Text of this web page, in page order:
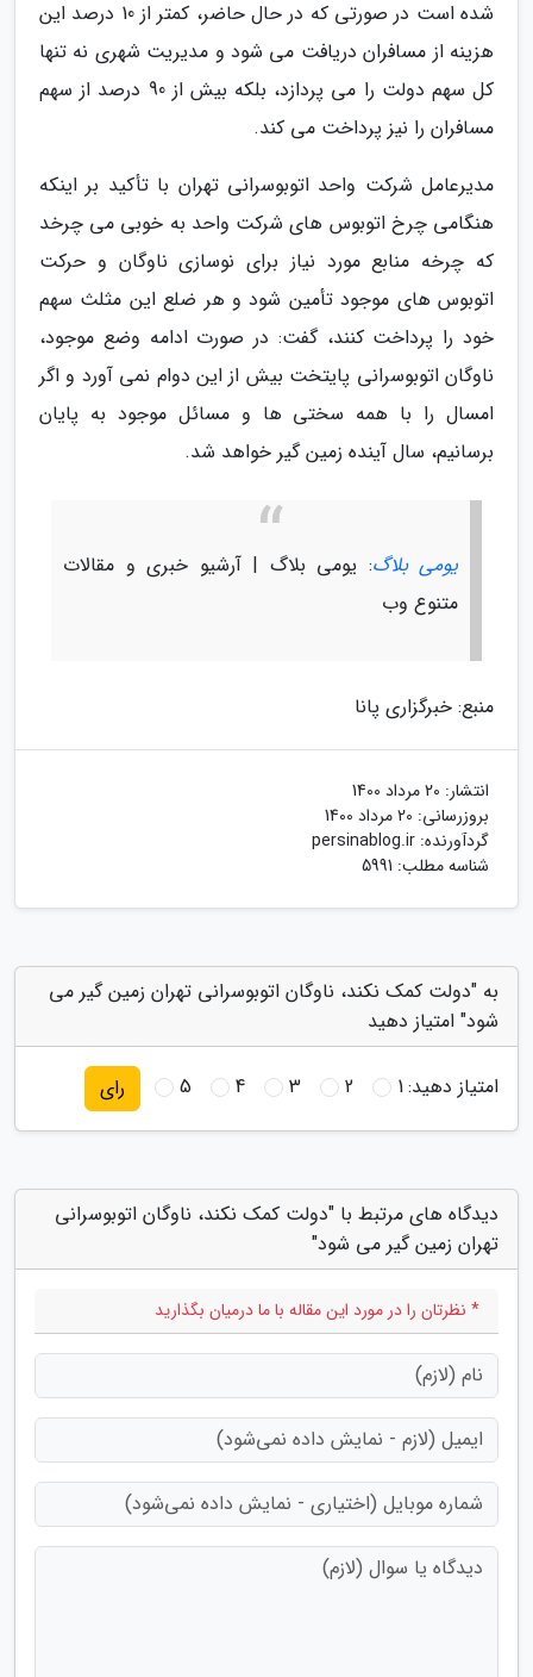
شده است در صورتی که در حال حاضر، کمتر از 10 درصد این
هزینه از مسافران دریافت می شود و مدیریت شهری نه تنها
کل سهم دولت را می پردازد، بلکه بیش از 90 درصد از سهم
مسافران را نیز پرداخت می کند.
مدیرعامل شرکت واحد اتوبوسرانی تهران با تأکید بر اینکه
هنگامی چرخ اتوبوس های شرکت واحد به خوبی می چرخد
که چرخه منابع مورد نیاز برای نوسازی ناوگان و حرکت
اتوبوس های موجود تأمین شود و هر ضلع این مثلث سهم
خود را پرداخت کنند، گفت: در صورت ادامه وضع موجود،
ناوگان اتوبوسرانی پایتخت بیش از این دوام نمی آورد و اگر
امسال را با همه سختی ها و مسائل موجود به پایان
برسانیم، سال آینده زمین گیر خواهد شد.
یومی بلاگ: یومی بلاگ | آرشیو خبری و مقالات
متنوع وب
منبع: خبرگزاری پانا
انتشار: 20 مرداد 1400
بروزرسانی: 20 مرداد 1400
گردآورنده: persinablog.ir
شناسه مطلب: 5991
به "دولت کمک نکند، ناوگان اتوبوسرانی تهران زمین گیر می
شود" امتیاز دهید
امتیاز دهید:1
2
3
4
5 رای
دیدگاه های مرتبط با "دولت کمک نکند، ناوگان اتوبوسرانی
تهران زمین گیر می شود"
* نظرتان را در مورد این مقاله با ما درمیان بگذارید